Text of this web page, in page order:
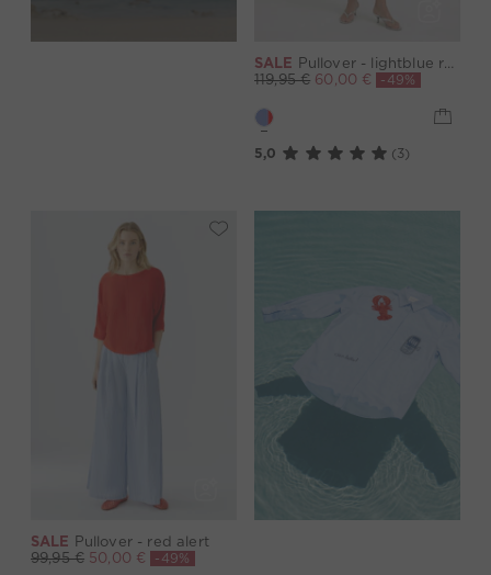
SALE Pullover - lightblue red
119,95 € 60,00 € -49%
5,0 (3)
SALE Pullover - red alert
99,95 € 50,00 € -49%